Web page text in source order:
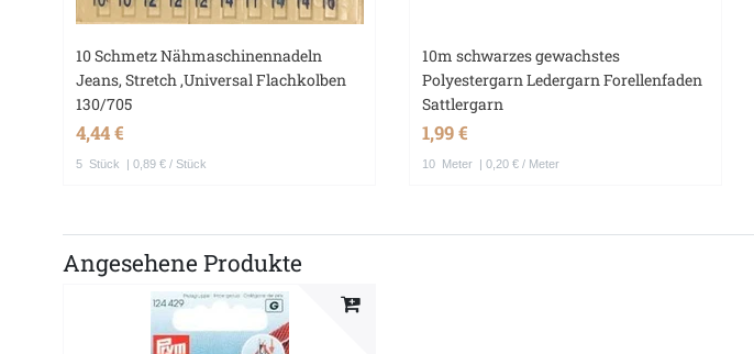
10 Schmetz Nähmaschinennadeln
Jeans, Stretch ,Universal Flachkolben
130/705
4,44 €
5 Stück | 0,89 € / Stück
10m schwarzes gewachstes
Polyestergarn Ledergarn Forellenfaden
Sattlergarn
1,99 €
10 Meter | 0,20 € / Meter
Angesehene Produkte